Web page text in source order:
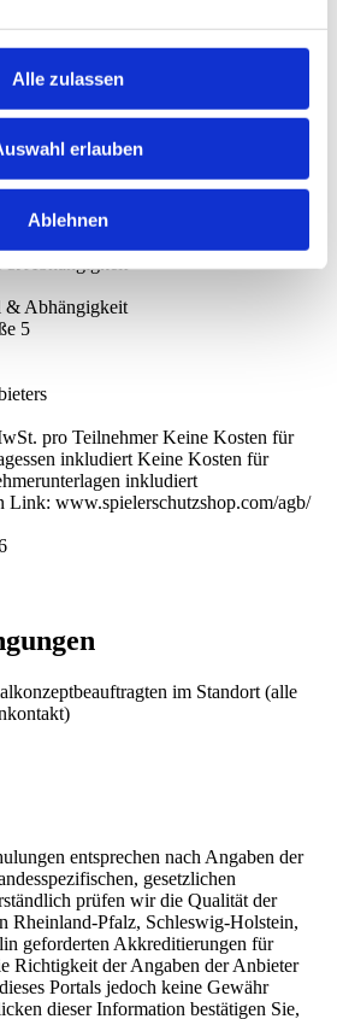
Alle zulassen
erlauben
Ablehnen
erfolgreichem Abschluss erhalten
Schulung
& Abhängigkeit
5
pro Teilnehmer Keine Kosten für
inkludiert Keine Kosten für
inkludiert
Link: www.spielerschutzshop.com/agb/
im Standort (alle
entsprechen nach Angaben der
gesetzlichen
prüfen wir die Qualität der
Rheinland-Pfalz, Schleswig-Holstein,
geforderten Akkreditierungen für
Richtigkeit der Angaben der Anbieter
Portals jedoch keine Gewähr
dieser Information bestätigen Sie,